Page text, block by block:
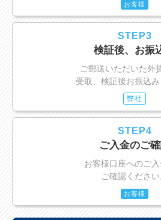
お客様
STEP3
検証後、お振
ご郵送いただいた外
受取、検証後お振込み
弊社
STEP4
ご入金のご
お客様口座へのご
ご確認ください
お客様